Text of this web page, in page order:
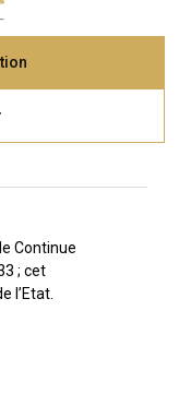
Continue
; cet
l’Etat.